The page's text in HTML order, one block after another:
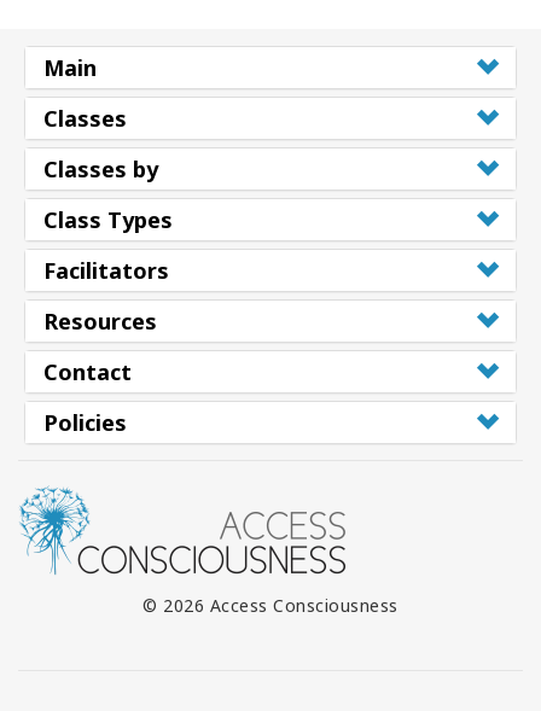
Main
Classes
Classes by
Class Types
Facilitators
Resources
Contact
Policies
© 2026 Access Consciousness